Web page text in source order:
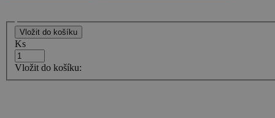
Ks
Vložit do košíku: